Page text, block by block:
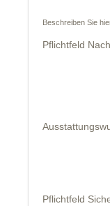
Beschreiben Sie
Pflichtfeld
Pflichtfeld